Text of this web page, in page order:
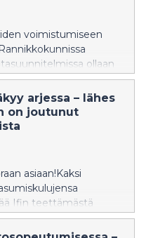
voimistumiseen
ollaan
näkyy
arjessa – lähes
on joutunut
asiaan!Kaksi
Ifin teettämästä
toinen sanoo, että
tinkimään muista